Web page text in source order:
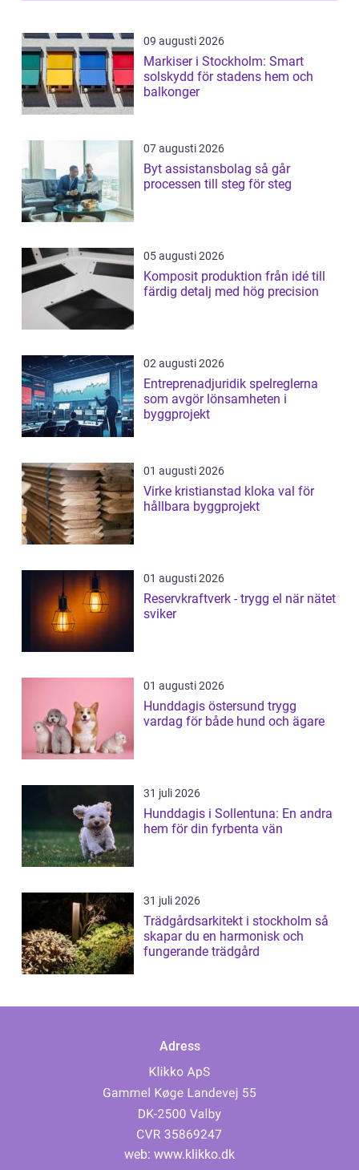
09 augusti 2026
Markiser i Stockholm: Smart
solskydd för stadens hem och
balkonger
07 augusti 2026
Byt assistansbolag så går
processen till steg för steg
05 augusti 2026
Komposit produktion från idé till
färdig detalj med hög precision
02 augusti 2026
Entreprenadjuridik spelreglerna
som avgör lönsamheten i
byggprojekt
01 augusti 2026
Virke kristianstad kloka val för
hållbara byggprojekt
01 augusti 2026
Reservkraftverk - trygg el när nätet
sviker
01 augusti 2026
Hunddagis östersund trygg
vardag för både hund och ägare
31 juli 2026
Hunddagis i Sollentuna: En andra
hem för din fyrbenta vän
31 juli 2026
Trädgårdsarkitekt i stockholm så
skapar du en harmonisk och
fungerande trädgård
Adress
web: www.klikko.dk